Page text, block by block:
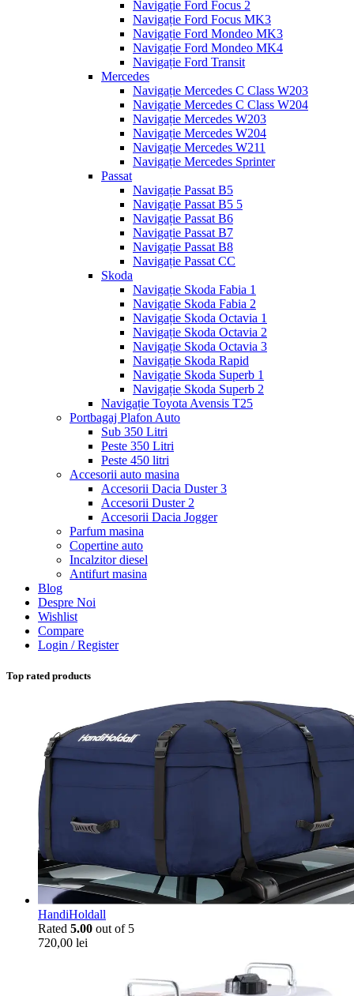
Navigație Ford Focus 2
Navigație Ford Focus MK3
Navigație Ford Mondeo MK3
Navigație Ford Mondeo MK4
Navigație Ford Transit
Mercedes
Navigație Mercedes C Class W203
Navigație Mercedes C Class W204
Navigație Mercedes W203
Navigație Mercedes W204
Navigație Mercedes W211
Navigație Mercedes Sprinter
Passat
Navigație Passat B5
Navigație Passat B5 5
Navigație Passat B6
Navigație Passat B7
Navigație Passat B8
Navigație Passat CC
Skoda
Navigație Skoda Fabia 1
Navigație Skoda Fabia 2
Navigație Skoda Octavia 1
Navigație Skoda Octavia 2
Navigație Skoda Octavia 3
Navigație Skoda Rapid
Navigație Skoda Superb 1
Navigație Skoda Superb 2
Navigație Toyota Avensis T25
Portbagaj Plafon Auto
Sub 350 Litri
Peste 350 Litri
Peste 450 litri
Accesorii auto masina
Accesorii Dacia Duster 3
Accesorii Duster 2
Accesorii Dacia Jogger
Parfum masina
Copertine auto
Incalzitor diesel
Antifurt masina
Blog
Despre Noi
Wishlist
Compare
Login / Register
Top rated products
HandiHoldall
Rated 5.00 out of 5
720,00 lei